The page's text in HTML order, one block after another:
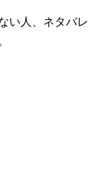
い人、ネタバレ